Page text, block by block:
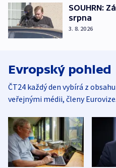
SOUHRN:
srpna
3. 8. 2026
Evropský pohled
ČT24 každý den vybírá z
veřejnými médii, členy Eurovize.